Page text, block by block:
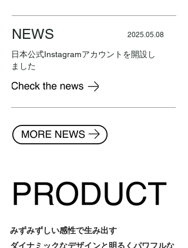
NEWS 2025.05.08
日本公式Instagramアカウントを開設し
ました
みずみずしい感性で生み出す
​ダイナミックなデザインと明るくパワフルな